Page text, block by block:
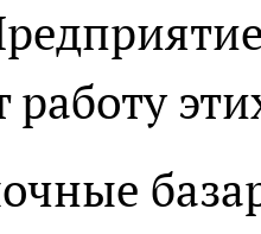
работу